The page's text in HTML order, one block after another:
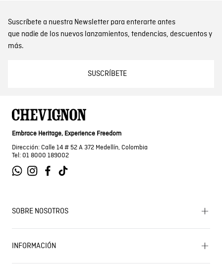
Suscríbete a nuestra Newsletter para enterarte antes
que nadie de los nuevos lanzamientos, tendencias, descuentos y
más.
SUSCRÍBETE
Embrace Heritage, Experience Freedom
Dirección: Calle 14 # 52 A 372 Medellín, Colombia
Tel: 01 8000 189002
SOBRE NOSOTROS
Encuentra tu tienda
Historia de la marca
Mapa del sitio
INFORMACIÓN